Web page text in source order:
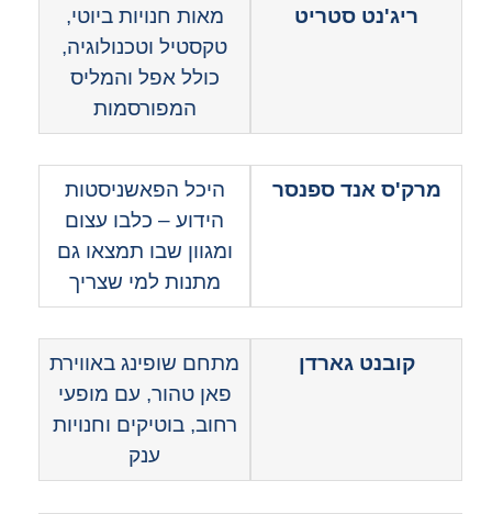
ריג'נט סטריט
מאות חנויות ביוטי,
טקסטיל וטכנולוגיה,
כולל אפל והמליס
המפורסמות
מרק'ס אנד ספנסר
היכל הפאשניסטות
הידוע – כלבו עצום
ומגוון שבו תמצאו גם
מתנות למי שצריך
קובנט גארדן
מתחם שופינג באווירת
פאן טהור, עם מופעי
רחוב, בוטיקים וחנויות
ענק